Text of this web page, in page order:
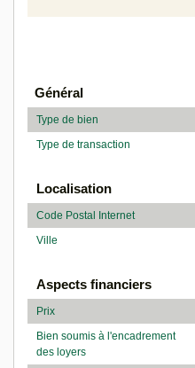
Général
Type de bien
Type de transaction
Localisation
Code Postal Internet
Ville
Aspects financiers
Prix
Bien soumis à l'encadrement
des loyers